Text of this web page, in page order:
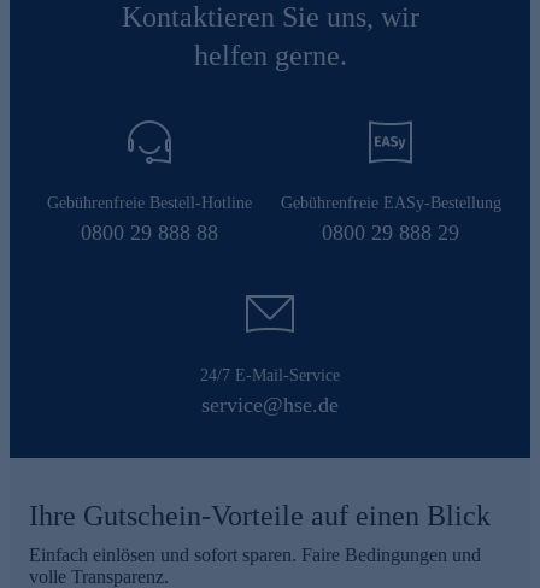
Kontaktieren Sie uns, wir
helfen gerne.
Gebührenfreie Bestell-Hotline
0800 29 888 88
Gebührenfreie EASy-Bestellung
0800 29 888 29
24/7 E-Mail-Service
service@hse.de
Ihre Gutschein-Vorteile auf einen Blick
Einfach einlösen und sofort sparen. Faire Bedingungen und
volle Transparenz.